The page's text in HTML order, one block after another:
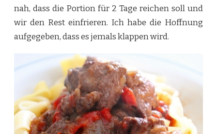
nah, dass die Portion für 2 Tage reichen soll und
wir den Rest einfrieren. Ich habe die Hoffnung
aufgegeben, dass es jemals klappen wird.